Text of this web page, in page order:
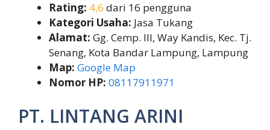
Rating: 4,6 dari 16 pengguna
Kategori Usaha: Jasa Tukang
Alamat: Gg. Cemp. III, Way Kandis, Kec. Tj.
Senang, Kota Bandar Lampung, Lampung
Map: Google Map
Nomor HP: 08117911971
PT. LINTANG ARINI